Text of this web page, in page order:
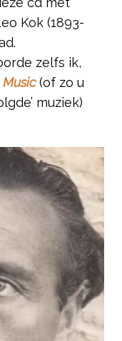
Kok (1893-
zelfs ik,
(of zo u
muziek)